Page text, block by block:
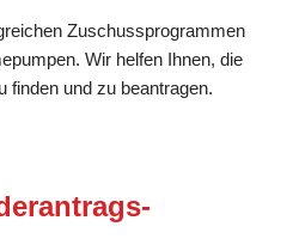
Zuschussprogrammen
Wir helfen Ihnen, die
finden und zu beantragen.